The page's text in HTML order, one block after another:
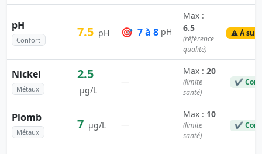
pH
Confort
7.5 pH 🎯 7 à 8 pH
Max :
6.5
(référence
qualité)
⚠️ À
Nickel
Métaux
2.5
µg/L
—
Max : 20
(limite
santé)
✔
Plomb
Métaux
7 µg/L —
Max : 10
(limite
santé)
✔